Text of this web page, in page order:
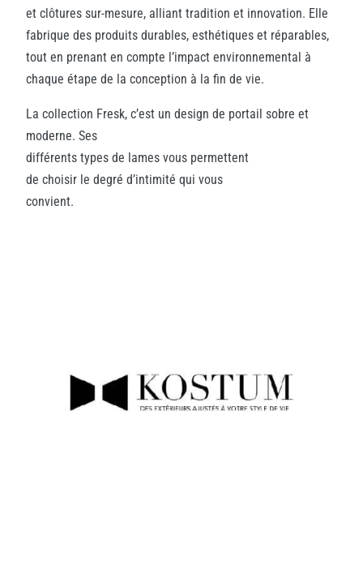
et clôtures sur-mesure, alliant tradition et innovation. Elle
fabrique des produits durables, esthétiques et réparables,
tout en prenant en compte l’impact environnemental à
chaque étape de la conception à la fin de vie.
La collection Fresk, c’est un design de portail sobre et
moderne. Ses
différents types de lames vous permettent
de choisir le degré d’intimité qui vous
convient.